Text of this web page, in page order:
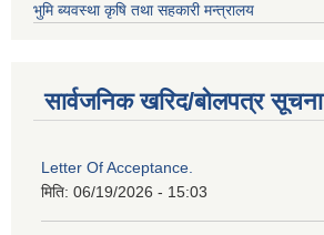
भुमि ब्यवस्था कृषि तथा सहकारी मन्त्रालय
सार्वजनिक खरिद/बोलपत्र सूचना
Letter Of Acceptance.
मिति: 06/19/2026 - 15:03